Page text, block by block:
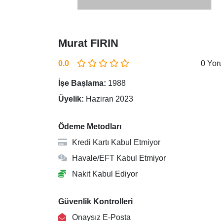
Murat FIRIN
0.0 0
İşe Başlama: 1988
Üyelik: Haziran 2023
Ödeme Metodları
Kredi Kartı Kabul Etmiyor
Havale/EFT Kabul Etmiyor
Nakit Kabul Ediyor
Güvenlik Kontrolleri
Onaysız E-Posta